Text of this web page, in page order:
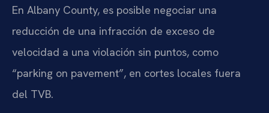
En Albany County, es posible negociar una
reducción de una infracción de exceso de
velocidad a una violación sin puntos, como
“parking on pavement”, en cortes locales fuera
del TVB.